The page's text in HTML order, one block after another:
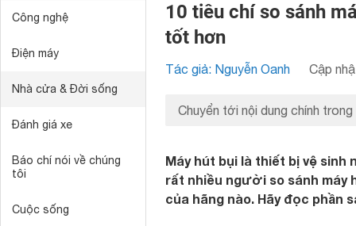
Công nghệ
Điện máy
Nhà cửa & Đời sống
Đánh giá xe
Báo chí nói về chúng
tôi
Cuộc sống
10 tiêu chí so sánh
tốt hơn
Tác giả: Nguyễn Oanh Cập
Chuyển tới nội dung chính trong
Máy hút bụi là thiết bị vệ sinh
rất nhiều người so sánh máy
của hãng nào. Hãy đọc phần